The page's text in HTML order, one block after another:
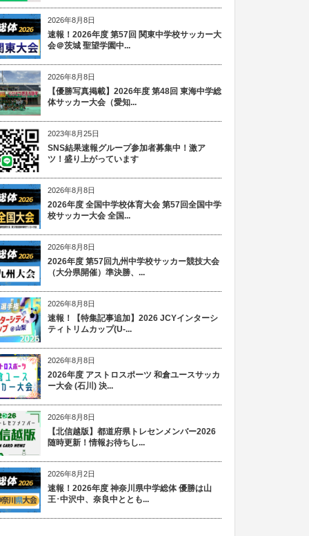
2026年8月8日
速報！2026年度 第57回 関東中学校サッカー大
会＠茨城 聖望学園中...
2026年8月8日
【優勝写真掲載】2026年度 第48回 東海中学総
体サッカー大会（愛知...
2023年8月25日
SNS結果速報グループ参加者募集中！激ア
ツ！盛り上がっています
2026年8月8日
2026年度 全国中学校体育大会 第57回全国中学
校サッカー大会 全国...
2026年8月8日
2026年度 第57回九州中学校サッカー競技大会
（大分県開催）準決勝、...
2026年8月8日
速報！【特集記事追加】2026 JCYインターシ
ティトリムカップ(U-...
2026年8月8日
2026年度 アストロスポーツ 和倉ユースサッカ
ー大会 (石川) 決...
2026年8月8日
【北信越版】都道府県トレセンメンバー2026
随時更新！情報お待ちし...
2026年8月2日
速報！2026年度 神奈川県中学総体 優勝は山
王･中沢中、奈良中ととも...